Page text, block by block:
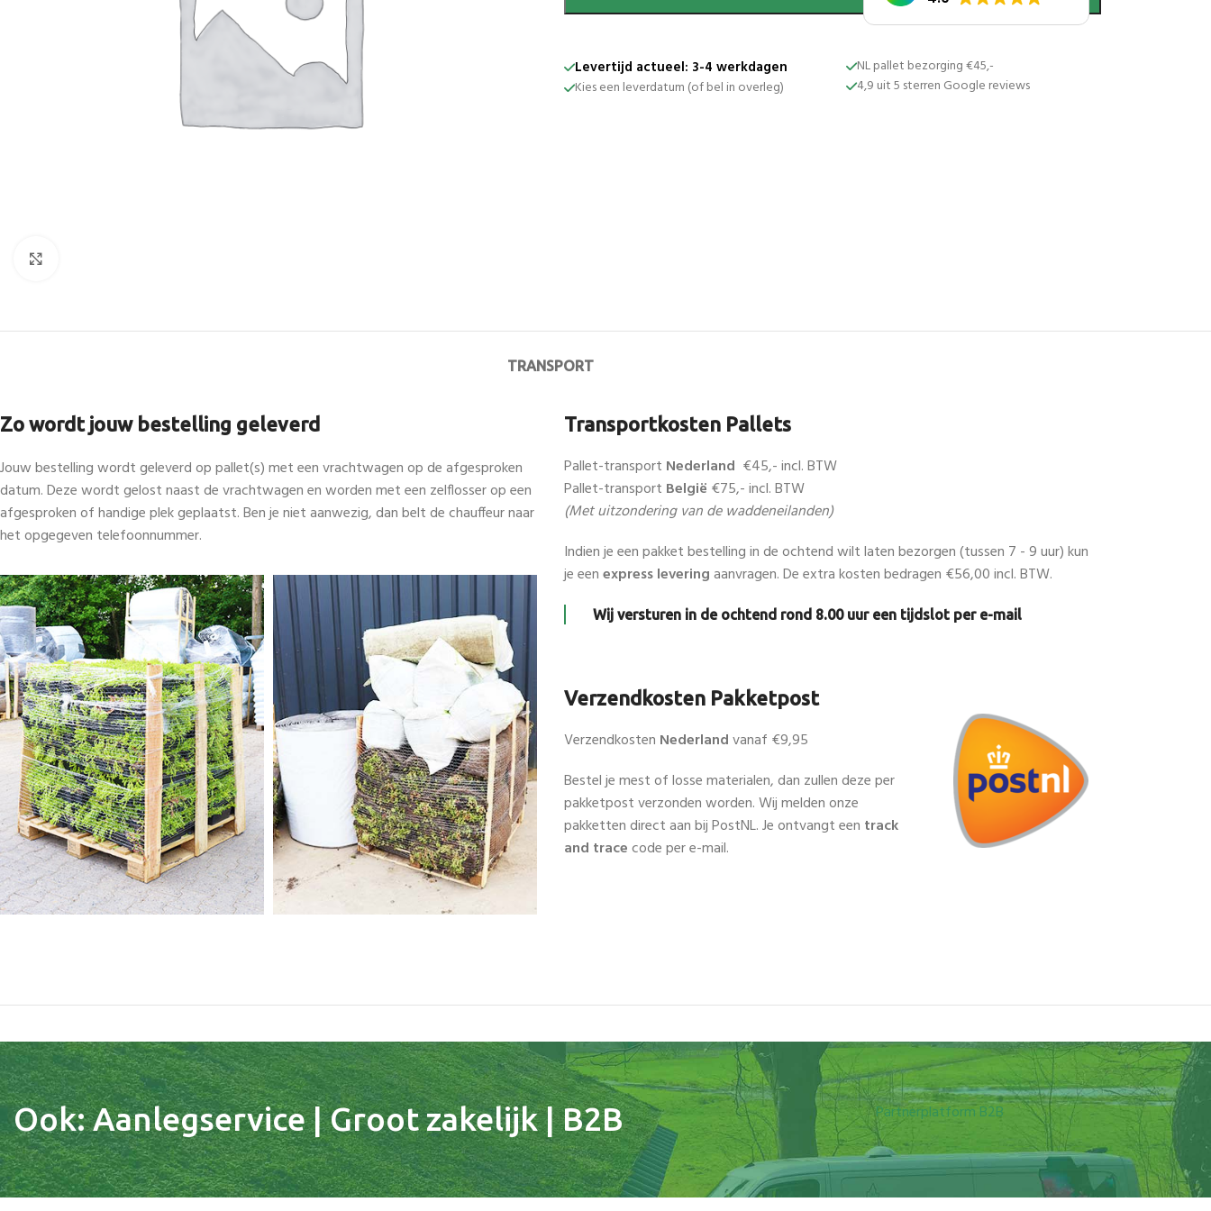
Levertijd actueel: 3-4 werkdagen
Kies een leverdatum (of bel in overleg)
NL pallet bezorging €45,-
4,9 uit 5 sterren Google reviews
TRANSPORT
Zo wordt jouw bestelling geleverd
Jouw bestelling wordt geleverd op pallet(s) met een vrachtwagen op de afgesproken
datum. Deze wordt gelost naast de vrachtwagen en worden met een zelflosser op een
afgesproken of handige plek geplaatst. Ben je niet aanwezig, dan belt de chauffeur naar
het opgegeven telefoonnummer.
Transportkosten Pallets
Pallet-transport Nederland €45,- incl. BTW
Pallet-transport België €75,- incl. BTW
(Met uitzondering van de waddeneilanden)
Indien je een pakket bestelling in de ochtend wilt laten bezorgen (tussen 7 - 9 uur) kun
je eenexpress leveringaanvragen. De extra kosten bedragen €56,00 incl. BTW.
Wij versturen in de ochtend rond 8.00 uur een tijdslot per e-mail
Verzendkosten Pakketpost
Verzendkosten Nederlandvanaf €9,95
Bestel je mest of losse materialen, dan zullen deze per
pakketpost verzonden worden. Wij melden onze
pakketten direct aan bij PostNL. Je ontvangt een track
and tracecode per e-mail.
Ook: Aanlegservice | Groot zakelijk | B2B Partnerplatform B2B